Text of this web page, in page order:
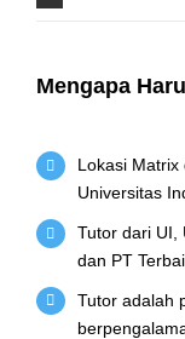
Mengapa
Lokasi Matrix
Universitas
Tutor dari UI,
dan PT
Tutor adalah